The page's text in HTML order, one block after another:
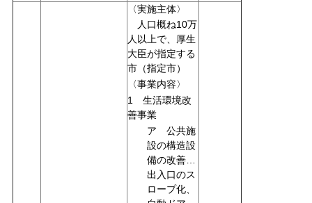
〈実施主体〉
人口概ね10万
人以上で、厚生
大臣が指定する
市（指定市）
〈事業内容〉
1 生活環境改
善事業
ア 公共施
設の構造設
備の改善…
出入口のス
ロープ化、